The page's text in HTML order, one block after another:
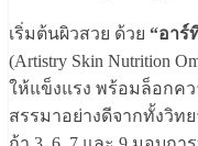
เริ่มต้นผิวสวย ด้วย “อาร์
(Artistry Skin Nutrition
ให้แข็งแรง พร้อมล็อกค
สรรมาอย่างดีจากทั้งวิท